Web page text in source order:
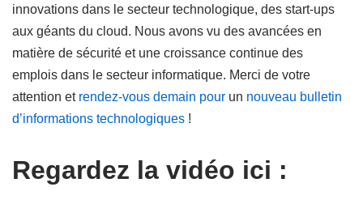
innovations dans le secteur technologique, des start-ups
aux géants du cloud. Nous avons vu des avancées en
matière de sécurité et une croissance continue des
emplois dans le secteur informatique. Merci de votre
attention et rendez-vous demain pour un nouveau bulletin
d’informations technologiques !
Regardez la vidéo ici :